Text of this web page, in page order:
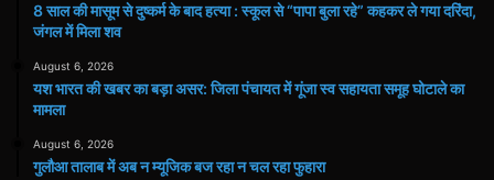
8 साल की मासूम से दुष्कर्म के बाद हत्या : स्कूल से “पापा बुला रहे” कहकर ले गया दरिंदा,
जंगल में मिला शव
August 6, 2026
यश भारत की खबर का बड़ा असर: जिला पंचायत में गूंजा स्व सहायता समूह घोटाले का
मामला
August 6, 2026
गुलौआ तालाब में अब न म्यूजिक बज रहा न चल रहा फुहारा